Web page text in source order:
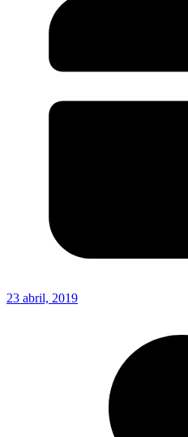
23 abril, 2019